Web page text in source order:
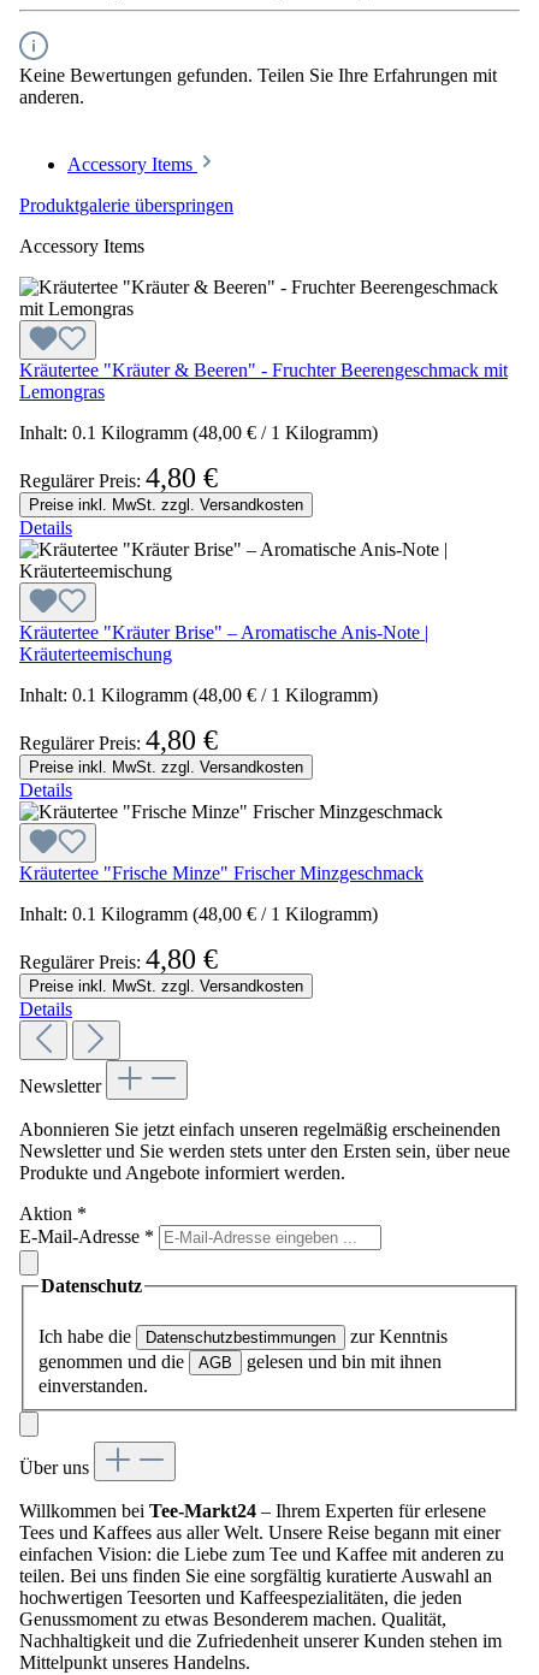
Keine Bewertungen gefunden. Teilen Sie Ihre Erfahrungen mit
anderen.
Accessory Items
Produktgalerie überspringen
Accessory Items
Kräutertee "Kräuter & Beeren" - Fruchter Beerengeschmack mit
Lemongras
Inhalt: 0.1 Kilogramm (48,00 € / 1 Kilogramm)
Regulärer Preis: 4,80 €
Preise inkl. MwSt. zzgl. Versandkosten
Details
Kräutertee "Kräuter Brise" – Aromatische Anis-Note |
Kräuterteemischung
Inhalt: 0.1 Kilogramm (48,00 € / 1 Kilogramm)
Regulärer Preis: 4,80 €
Preise inkl. MwSt. zzgl. Versandkosten
Details
Kräutertee "Frische Minze" Frischer Minzgeschmack
Inhalt: 0.1 Kilogramm (48,00 € / 1 Kilogramm)
Regulärer Preis: 4,80 €
Preise inkl. MwSt. zzgl. Versandkosten
Details
Newsletter
Abonnieren Sie jetzt einfach unseren regelmäßig erscheinenden
Newsletter und Sie werden stets unter den Ersten sein, über neue
Produkte und Angebote informiert werden.
Aktion *
E-Mail-Adresse *
Datenschutz
Ich habe die Datenschutzbestimmungen
zur Kenntnis
genommen und die
AGB
gelesen und bin mit ihnen
einverstanden.
Über uns
Willkommen bei Tee-Markt24 – Ihrem Experten für erlesene
Tees und Kaffees aus aller Welt. Unsere Reise begann mit einer
einfachen Vision: die Liebe zum Tee und Kaffee mit anderen zu
teilen. Bei uns finden Sie eine sorgfältig kuratierte Auswahl an
hochwertigen Teesorten und Kaffeespezialitäten, die jeden
Genussmoment zu etwas Besonderem machen. Qualität,
Nachhaltigkeit und die Zufriedenheit unserer Kunden stehen im
Mittelpunkt unseres Handelns.